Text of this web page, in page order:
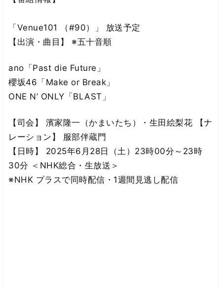
「Venue101 （#90）」 放送予定
【出演・曲目】 ※五十音順
ano「Past die Future」
櫻坂46「Make or Break」
ONE N’ ONLY「BLAST」
【司会】 濱家隆一（かまいたち）・生田絵梨花 【ナ
レーション】 服部伴蔵門
【日時】 2025年6月28日（土）23時00分～23時
30分 ＜NHK総合・生放送＞
※NHK プラスで同時配信・1週間見逃し配信